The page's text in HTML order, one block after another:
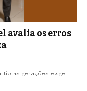
avalia os erros
gerações exige